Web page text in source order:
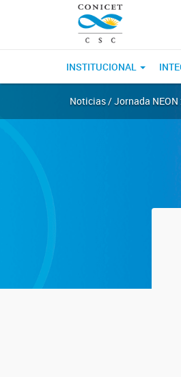
INSTITUCIONAL
Noticias / Jornada NEON